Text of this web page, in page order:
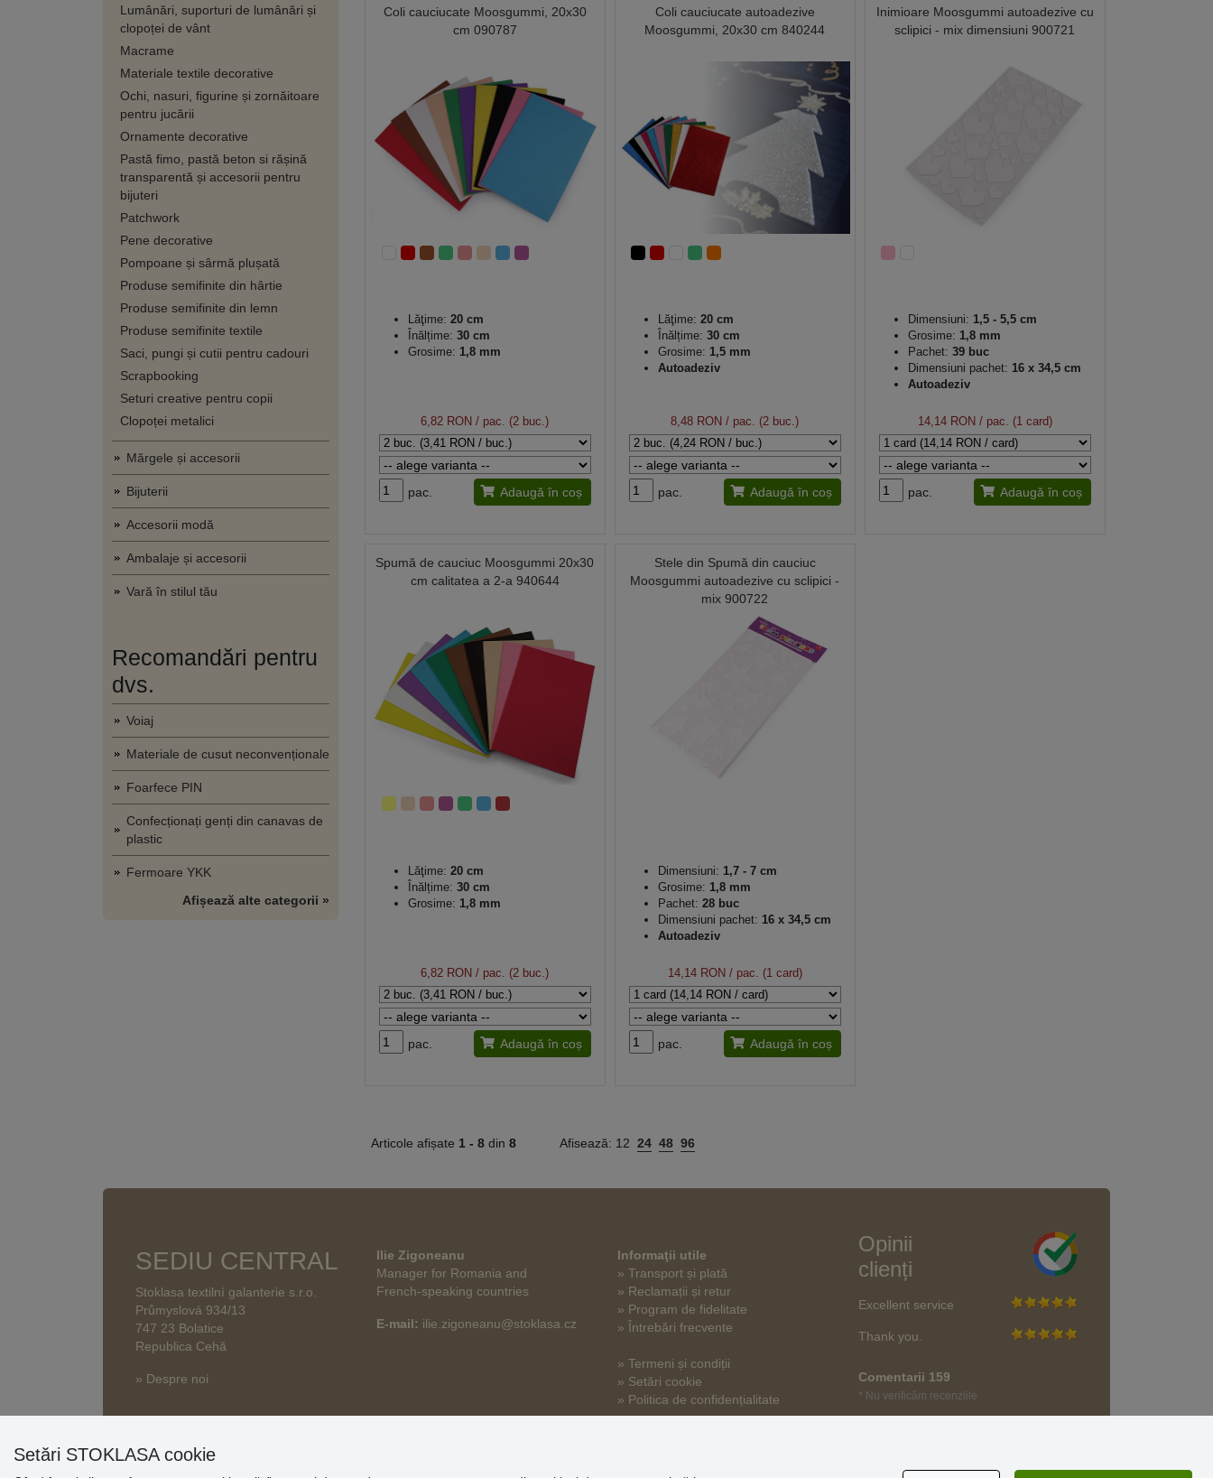
Lumânări, suporturi de lumânări și
clopoței de vânt
Macrame
Materiale textile decorative
Ochi, nasuri, figurine și zornăitoare
pentru jucării
Ornamente decorative
Pastă fimo, pastă beton si rășină
transparentă și accesorii pentru
bijuteri
Patchwork
Pene decorative
Pompoane și sârmă plușată
Produse semifinite din hârtie
Produse semifinite din lemn
Produse semifinite textile
Saci, pungi și cutii pentru cadouri
Scrapbooking
Seturi creative pentru copii
Clopoței metalici
Mărgele și accesorii
Bijuterii
Accesorii modă
Ambalaje și accesorii
Vară în stilul tău
Recomandări pentru
dvs.
Voiaj
Materiale de cusut neconvenționale
Foarfece PIN
Confecționați genți din canavas de
plastic
Fermoare YKK
Afișează alte categorii »
Coli cauciucate Moosgummi, 20x30
cm 090787
Lăţime: 20 cm
Înălțime: 30 cm
Grosime: 1,8 mm
6,82 RON / pac. (2 buc.)
pac. Adaugă în coș
Coli cauciucate autoadezive
Moosgummi, 20x30 cm 840244
Lăţime: 20 cm
Înălțime: 30 cm
Grosime: 1,5 mm
Autoadeziv
8,48 RON / pac. (2 buc.)
pac. Adaugă în coș
Inimioare Moosgummi autoadezive cu
sclipici - mix dimensiuni 900721
Dimensiuni: 1,5 - 5,5 cm
Grosime: 1,8 mm
Pachet: 39 buc
Dimensiuni pachet: 16 x 34,5 cm
Autoadeziv
14,14 RON / pac. (1 card)
pac. Adaugă în coș
Spumă de cauciuc Moosgummi 20x30
cm calitatea a 2-a 940644
Lăţime: 20 cm
Înălțime: 30 cm
Grosime: 1,8 mm
6,82 RON / pac. (2 buc.)
pac. Adaugă în coș
Stele din Spumă din cauciuc
Moosgummi autoadezive cu sclipici -
mix 900722
Dimensiuni: 1,7 - 7 cm
Grosime: 1,8 mm
Pachet: 28 buc
Dimensiuni pachet: 16 x 34,5 cm
Autoadeziv
14,14 RON/ pac. (1 card)
pac. Adaugă în coș
Articole afișate 1 - 8 din 8 Afisează: 12 24 48 96
SEDIU CENTRAL
Stoklasa textilní galanterie s.r.o.
Průmyslová 934/13
747 23 Bolatice
Republica Cehă
» Despre noi
Ilie Zigoneanu
Manager for Romania and
French-speaking countries
E-mail: ilie.zigoneanu@stoklasa.cz
Informaţii utile
» Transport și plată
» Reclamații și retur
» Program de fidelitate
» Întrebări frecvente
» Termeni și condiții
» Setări cookie
» Politica de confidențialitate
Opinii
clienți
Excellent service
Thank you.
Comentarii 159
* Nu verificăm recenziile
Setări STOKLASA cookie